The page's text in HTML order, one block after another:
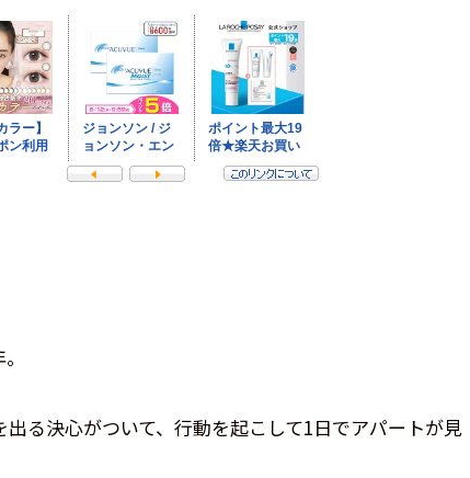
る決心がついて、行動を起こして1日でアパートが見